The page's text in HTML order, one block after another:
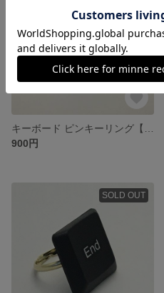
900円
SOLD OUT